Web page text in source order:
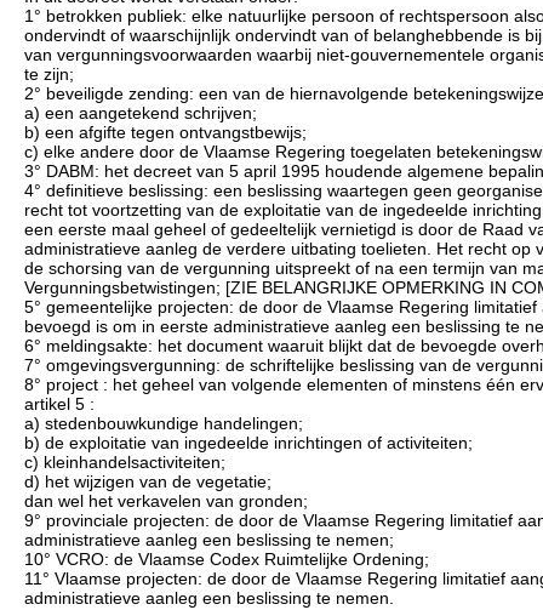
1° betrokken publiek: elke natuurlijke persoon of rechtspersoon
ondervindt of waarschijnlijk ondervindt van of belanghebbende is
van vergunningsvoorwaarden waarbij niet-gouvernementele
te zijn;
2° beveiligde zending: een van de hiernavolgende
a) een aangetekend schrijven;
b) een afgifte tegen ontvangstbewijs;
c) elke andere door de Vlaamse Regering toegelaten
3° DABM: het decreet van 5 april 1995 houdende algemene
4° definitieve beslissing: een beslissing waartegen geen
recht tot voortzetting van de exploitatie van de ingedeelde
een eerste maal geheel of gedeeltelijk vernietigd is door de Raad
administratieve aanleg de verdere uitbating toelieten. Het recht
de schorsing van de vergunning uitspreekt of na een termijn van
Vergunningsbetwistingen; [ZIE BELANGRIJKE OPMERKING IN
5° gemeentelijke projecten: de door de Vlaamse Regering
bevoegd is om in eerste administratieve aanleg een beslissing te
6° meldingsakte: het document waaruit blijkt dat de bevoegde
7° omgevingsvergunning: de schriftelijke beslissing van de
8° project : het geheel van volgende elementen of minstens één
artikel 5 :
a) stedenbouwkundige handelingen;
b) de exploitatie van ingedeelde inrichtingen of activiteiten;
c) kleinhandelsactiviteiten;
d) het wijzigen van de vegetatie;
dan wel het verkavelen van gronden;
9° provinciale projecten: de door de Vlaamse Regering limitatief
administratieve aanleg een beslissing te nemen;
10° VCRO: de Vlaamse Codex Ruimtelijke Ordening;
11° Vlaamse projecten: de door de Vlaamse Regering limitatief
administratieve aanleg een beslissing te nemen.